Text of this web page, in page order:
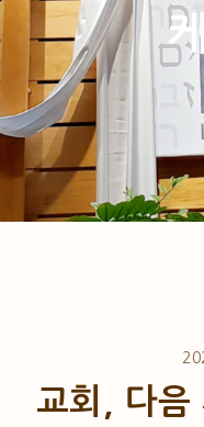
교회, 다음